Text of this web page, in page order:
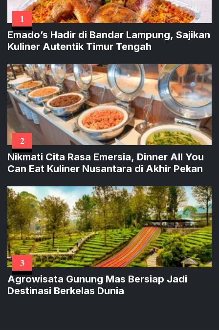
1
Emado’s Hadir di Bandar Lampung, Sajikan
Kuliner Autentik Timur Tengah
2
Nikmati Cita Rasa Emersia, Dinner All You
Can Eat Kuliner Nusantara di Akhir Pekan
3
Agrowisata Gunung Mas Bersiap Jadi
Destinasi Berkelas Dunia